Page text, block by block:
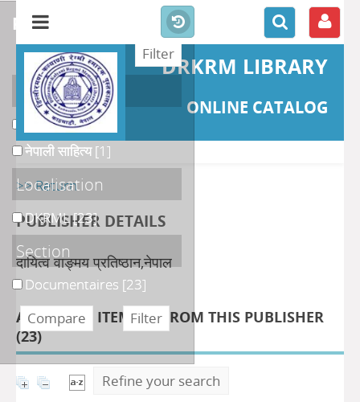
DRKRM LIBRARY
ONLINE CATALOG
>> Return
PUBLISHER DETAILS
दायित्व वाङ्मय प्रतिष्ठान,नेपाल
AVAILABLE ITEMS(S) FROM THIS PUBLISHER
(23)
Refine your search
refine or compare
Catégories
जीवनी[2]
नेपाली साहित्य[1]
Localisation
DKRML[23]
Section
Documentaires [23]